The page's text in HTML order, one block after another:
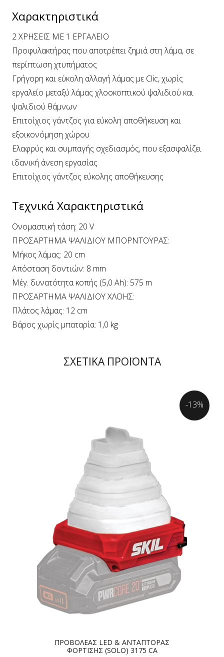
Χαρακτηριστικά
2 ΧΡΗΣΕΙΣ ΜΕ 1 ΕΡΓΑΛΕΙΟ
Προφυλακτήρας που αποτρέπει ζημιά στη λάμα, σε
περίπτωση χτυπήματος
Γρήγορη και εύκολη αλλαγή λάμας με Clic, χωρίς
εργαλείο μεταξύ λάμας χλοοκοπτικού ψαλιδιού και
ψαλιδιού θάμνων
Επιτοίχιος γάντζος για εύκολη αποθήκευση και
εξοικονόμηση χώρου
Ελαφρύς και συμπαγής σχεδιασμός, που εξασφαλίζει
ιδανική άνεση εργασίας
Επιτοίχιος γάντζος εύκολης αποθήκευσης
Τεχνικά Χαρακτηριστικά
Ονομαστική τάση: 20 V
ΠΡΟΣΑΡΤΗΜΑ ΨΑΛΙΔΙΟΥ ΜΠΟΡΝΤΟΥΡΑΣ:
Μήκος λάμας: 20 cm
Απόσταση δοντιών: 8 mm
Μέγ. δυνατότητα κοπής (5,0 Ah): 575 m
ΠΡΟΣΑΡΤΗΜΑ ΨΑΛΙΔΙΟΥ ΧΛΟΗΣ:
Πλάτος λάμας: 12 cm
Βάρος χωρίς μπαταρία: 1,0 kg
ΣΧΕΤΙΚΑ ΠΡΟΪΟΝΤΑ
ΠΡΟΒΟΛΕΑΣ LED & ΑΝΤΑΠΤΟΡΑΣ
ΦΟΡΤΙΣΗΣ (SOLO) 3175 CA
-13%